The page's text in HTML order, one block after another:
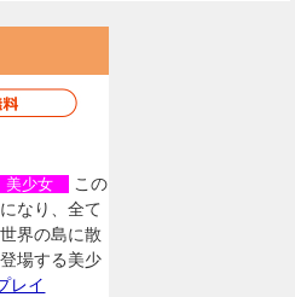
美少女
この
なり、全て
界の島に散
場する美少
レイ